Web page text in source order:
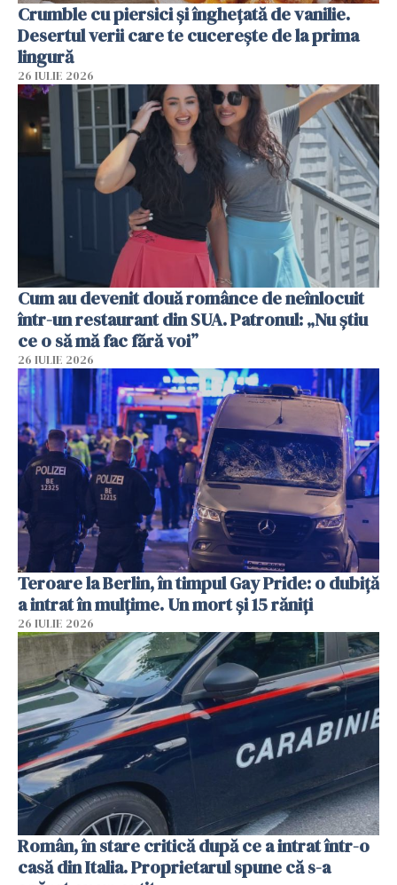
Crumble cu piersici și înghețată de vanilie.
Desertul verii care te cucerește de la prima
lingură
26 IULIE 2026
Cum au devenit două românce de neînlocuit
într-un restaurant din SUA. Patronul: „Nu știu
ce o să mă fac fără voi”
26 IULIE 2026
Teroare la Berlin, în timpul Gay Pride: o dubiță
a intrat în mulțime. Un mort și 15 răniți
26 IULIE 2026
Român, în stare critică după ce a intrat într-o
casă din Italia. Proprietarul spune că s-a